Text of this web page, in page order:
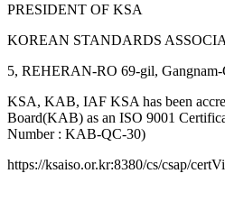
PRESIDENT OF KSA
KOREAN STANDARDS
5, REHERAN-RO 69-gil, Gangnam-
KSA, KAB, IAF KSA has been
Board(KAB) as an ISO 9001
Number : KAB-QC-30)
https://ksaiso.or.kr:8380/cs/csap/